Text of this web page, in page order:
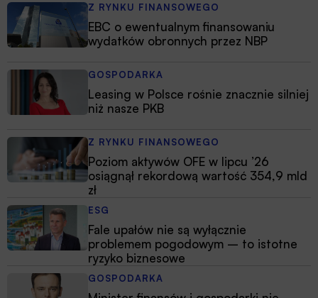
Z RYNKU FINANSOWEGO
EBC o ewentualnym finansowaniu
wydatków obronnych przez NBP
GOSPODARKA
Leasing w Polsce rośnie znacznie silniej
niż nasze PKB
Z RYNKU FINANSOWEGO
Poziom aktywów OFE w lipcu ’26
osiągnął rekordową wartość 354,9 mld
zł
ESG
Fale upałów nie są wyłącznie
problemem pogodowym – to istotne
ryzyko biznesowe
GOSPODARKA